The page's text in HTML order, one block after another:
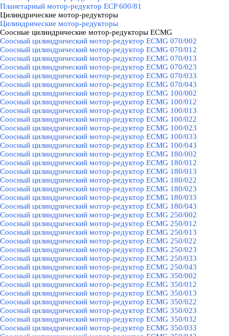
Планетарный мотор-редуктор ECP 600/81
Цилиндрические мотор-редукторы
Цилиндрические мотор-редукторы
Соосные цилиндрические мотор-редукторы ECMG
Соосный цилиндрический мотор-редуктор ECMG 070/002
Соосный цилиндрический мотор-редуктор ECMG 070/012
Соосный цилиндрический мотор-редуктор ECMG 070/013
Соосный цилиндрический мотор-редуктор ECMG 070/023
Соосный цилиндрический мотор-редуктор ECMG 070/033
Соосный цилиндрический мотор-редуктор ECMG 070/043
Соосный цилиндрический мотор-редуктор ECMG 100/002
Соосный цилиндрический мотор-редуктор ECMG 100/012
Соосный цилиндрический мотор-редуктор ECMG 100/013
Соосный цилиндрический мотор-редуктор ECMG 100/022
Соосный цилиндрический мотор-редуктор ECMG 100/023
Соосный цилиндрический мотор-редуктор ECMG 100/033
Соосный цилиндрический мотор-редуктор ECMG 100/043
Соосный цилиндрический мотор-редуктор ECMG 180/002
Соосный цилиндрический мотор-редуктор ECMG 180/012
Соосный цилиндрический мотор-редуктор ECMG 180/013
Соосный цилиндрический мотор-редуктор ECMG 180/022
Соосный цилиндрический мотор-редуктор ECMG 180/023
Соосный цилиндрический мотор-редуктор ECMG 180/033
Соосный цилиндрический мотор-редуктор ECMG 180/043
Соосный цилиндрический мотор-редуктор ECMG 250/002
Соосный цилиндрический мотор-редуктор ECMG 250/012
Соосный цилиндрический мотор-редуктор ECMG 250/013
Соосный цилиндрический мотор-редуктор ECMG 250/022
Соосный цилиндрический мотор-редуктор ECMG 250/023
Соосный цилиндрический мотор-редуктор ECMG 250/033
Соосный цилиндрический мотор-редуктор ECMG 250/043
Соосный цилиндрический мотор-редуктор ECMG 350/002
Соосный цилиндрический мотор-редуктор ECMG 350/012
Соосный цилиндрический мотор-редуктор ECMG 350/013
Соосный цилиндрический мотор-редуктор ECMG 350/022
Соосный цилиндрический мотор-редуктор ECMG 350/023
Соосный цилиндрический мотор-редуктор ECMG 350/032
Соосный цилиндрический мотор-редуктор ECMG 350/033